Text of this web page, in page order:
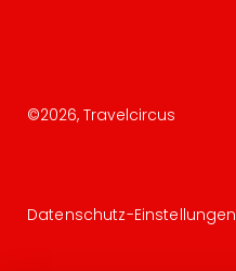
©2026, Travelcircus
Datenschutz-Einstellungen